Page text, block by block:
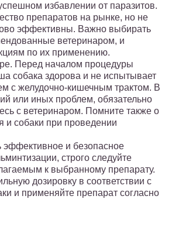
избавлении от паразитов.
препаратов на рынке, но не
эффективны. Важно выбирать
ветеринаром, и
по их применению.
Перед началом процедуры
собака здорова и не испытывает
с желудочно-кишечным трактом. В
или иных проблем, обязательно
с ветеринаром. Помните также о
и собаки при проведении
эффективное и безопасное
строго следуйте
к выбранному препарату.
дозировку в соответствии с
и применяйте препарат согласно